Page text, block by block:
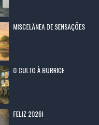
MISCELÂNEA DE SENSAÇÕES
O CULTO À BURRICE
FELIZ 2026!